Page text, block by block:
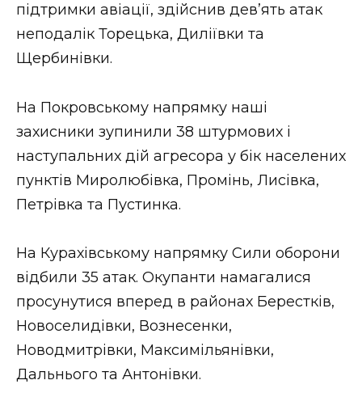
підтримки авіації, здійснив дев’ять атак
неподалік Торецька, Диліївки та
Щербинівки.
На Покровському напрямку наші
захисники зупинили 38 штурмових і
наступальних дій агресора у бік населених
пунктів Миролюбівка, Промінь, Лисівка,
Петрівка та Пустинка.
На Курахівському напрямку Сили оборони
відбили 35 атак. Окупанти намагалися
просунутися вперед в районах Берестків,
Новоселидівки, Вознесенки,
Новодмитрівки, Максимільянівки,
Дальнього та Антонівки.